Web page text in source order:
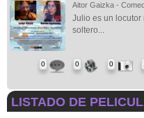
Aitor Gaizka -
Julio es un locutor
soltero...
0 0 0
LISTADO DE